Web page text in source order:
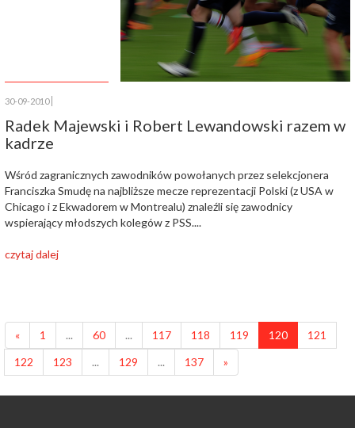
30-09-2010
Radek Majewski i Robert Lewandowski razem w
kadrze
Wśród zagranicznych zawodników powołanych przez selekcjonera
Franciszka Smudę na najbliższe mecze reprezentacji Polski (z USA w
Chicago i z Ekwadorem w Montrealu) znaleźli się zawodnicy
wspierający młodszych kolegów z PSS....
czytaj dalej
« 1 ... 60 ... 117 118 119 120
121
122
123 ... 129 ... 137 »